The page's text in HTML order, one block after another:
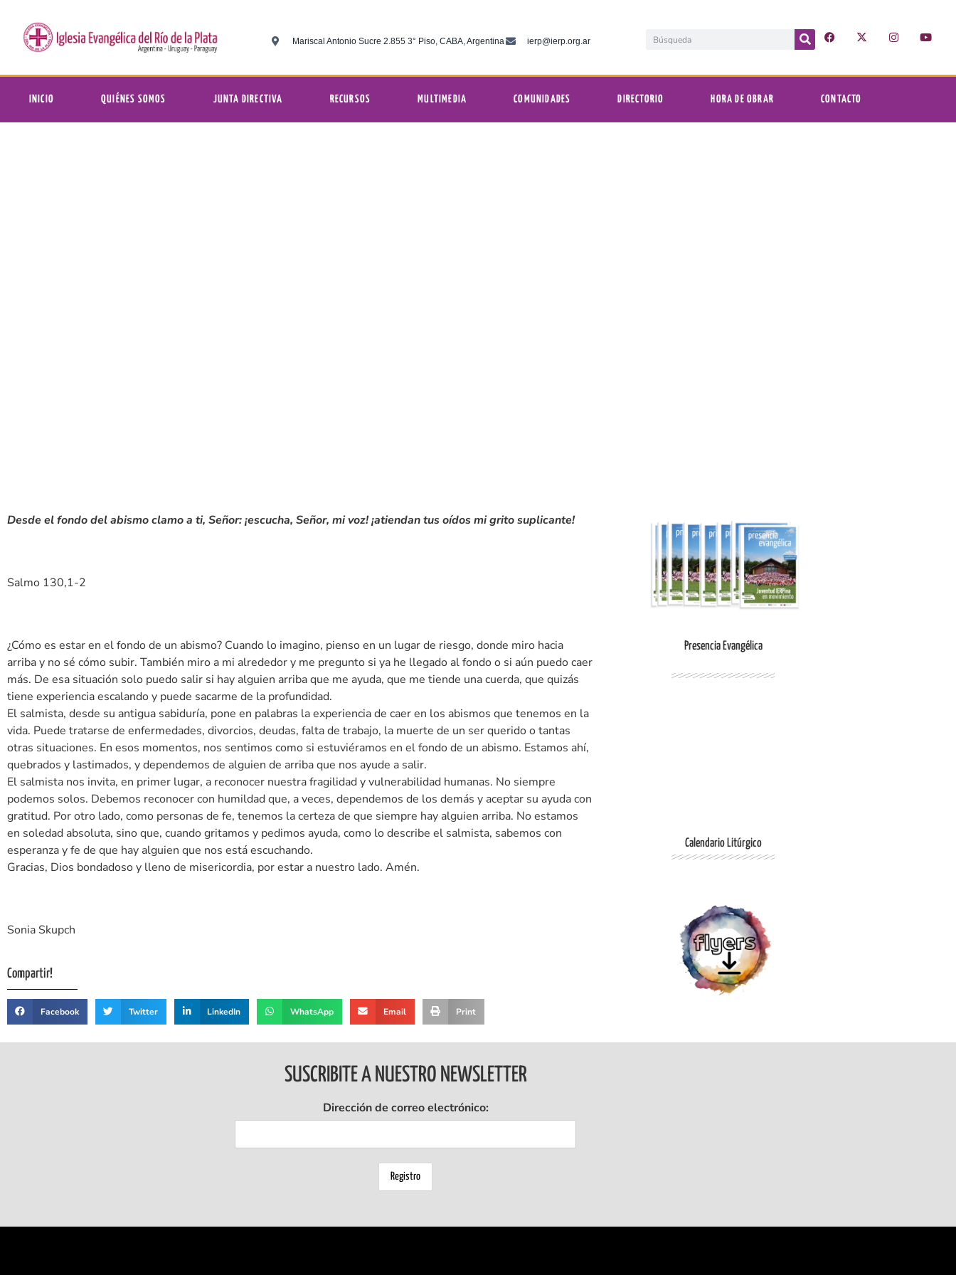
Mariscal Antonio Sucre 2.855 3° Piso, CABA, Argentina ierp@ierp.org.ar
INICIO QUIÉNES SOMOS JUNTA DIRECTIVA RECURSOS MULTIMEDIA COMUNIDADES DIRECTORIO HORA DE OBRAR CONTACTO
Desde el fondo del abismo clamo a ti, Señor: ¡escucha, Señor, mi voz! ¡atiendan tus oídos mi grito suplicante!
Salmo 130,1-2
¿Cómo es estar en el fondo de un abismo? Cuando lo imagino, pienso en un lugar de riesgo, donde miro hacia
arriba y no sé cómo subir. También miro a mi alrededor y me pregunto si ya he llegado al fondo o si aún puedo caer
más. De esa situación solo puedo salir si hay alguien arriba que me ayuda, que me tiende una cuerda, que quizás
tiene experiencia escalando y puede sacarme de la profundidad.
El salmista, desde su antigua sabiduría, pone en palabras la experiencia de caer en los abismos que tenemos en la
vida. Puede tratarse de enfermedades, divorcios, deudas, falta de trabajo, la muerte de un ser querido o tantas
otras situaciones. En esos momentos, nos sentimos como si estuviéramos en el fondo de un abismo. Estamos ahí,
quebrados y lastimados, y dependemos de alguien de arriba que nos ayude a salir.
El salmista nos invita, en primer lugar, a reconocer nuestra fragilidad y vulnerabilidad humanas. No siempre
podemos solos. Debemos reconocer con humildad que, a veces, dependemos de los demás y aceptar su ayuda con
gratitud. Por otro lado, como personas de fe, tenemos la certeza de que siempre hay alguien arriba. No estamos
en soledad absoluta, sino que, cuando gritamos y pedimos ayuda, como lo describe el salmista, sabemos con
esperanza y fe de que hay alguien que nos está escuchando.
Gracias, Dios bondadoso y lleno de misericordia, por estar a nuestro lado. Amén.
Sonia Skupch
Compartir!
Facebook Twitter LinkedIn WhatsApp Email Print
Ingresar
Presencia Evangélica
Calendario Litúrgico
Ingresar
SUSCRIBITE A NUESTRO NEWSLETTER
Dirección de correo electrónico: